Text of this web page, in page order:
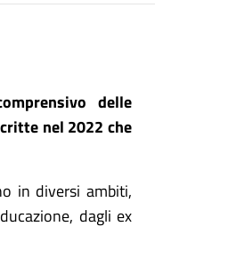
delle
nel 2022 che
in diversi ambiti,
dagli ex